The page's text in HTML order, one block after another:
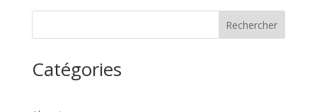
Rechercher
Catégories